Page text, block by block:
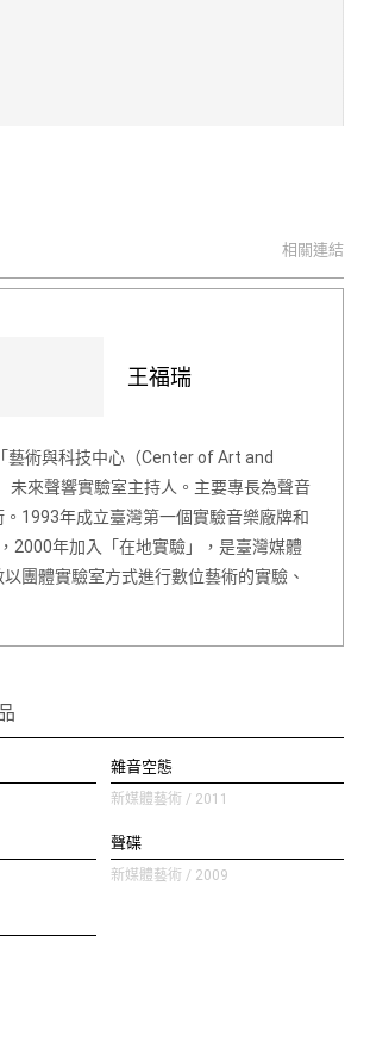
相關連結
王福瑞
藝術與科技中心（Center of Art and
未來聲響實驗室主持人。主要專長為聲音
1993年成立臺灣第一個實驗音樂廠牌和
2000年加入「在地實驗」，是臺灣媒體
團體實驗室方式進行數位藝術的實驗、
雜音空態
新媒體藝術 / 2011
聲碟
新媒體藝術 / 2009